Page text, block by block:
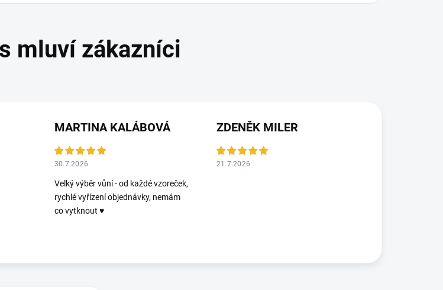
MARTINA KALÁBOVÁ
30.7.2026
Velký výběr vůní - od každé vzoreček,
rychlé vyřízení objednávky, nemám
co vytknout ♥️
ZDENĚK MILER
21.7.2026